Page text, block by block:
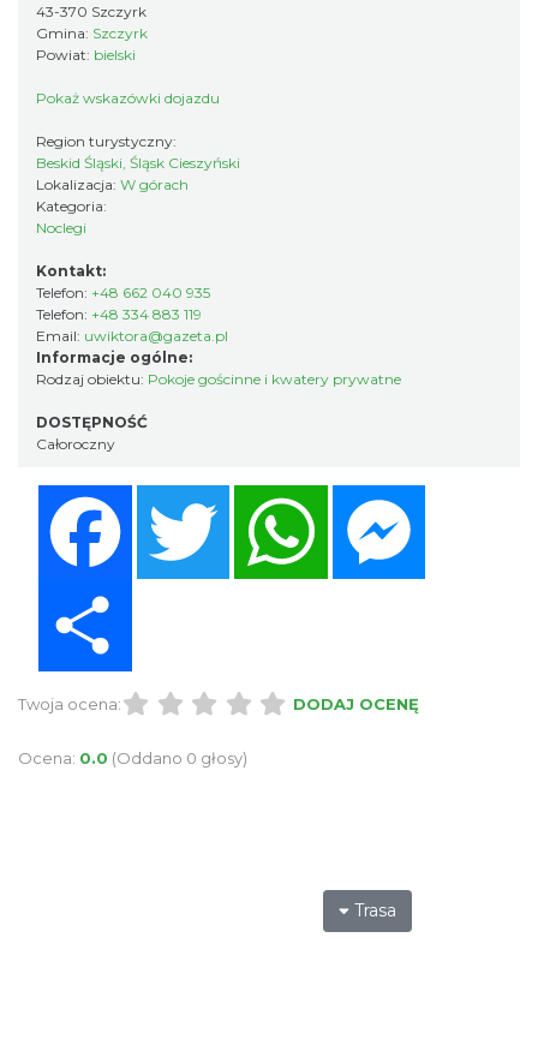
43-370 Szczyrk
Gmina: Szczyrk
Powiat: bielski
Pokaż wskazówki dojazdu
Region turystyczny:
Beskid Śląski, Śląsk Cieszyński
Lokalizacja: W górach
Kategoria:
Noclegi
Kontakt:
Telefon: +48 662 040 935
Telefon: +48 334 883 119
Email: uwiktora@gazeta.pl
Informacje ogólne:
Rodzaj obiektu: Pokoje gościnne i kwatery prywatne
DOSTĘPNOŚĆ
Całoroczny
Twitter WhatsApp
Twoja ocena: DODAJ OCENĘ
Ocena: 0.0 (Oddano 0 głosy)
Trasa